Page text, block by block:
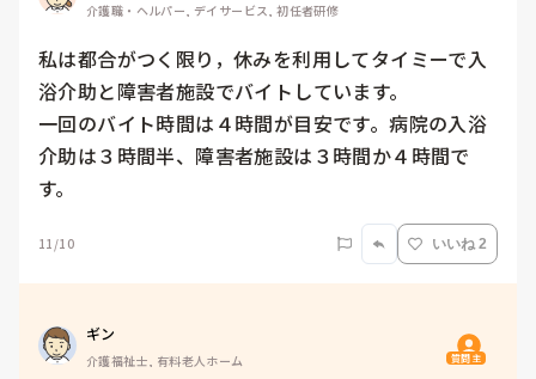
介護職・ヘルパー, デイサービス, 初任者研修
私は都合がつく限り，休みを利用してタイミーで入
浴介助と障害者施設でバイトしています。
一回のバイト時間は４時間が目安です。病院の入浴
介助は３時間半、障害者施設は３時間か４時間で
す。
11/10 いいね 2
ギン
介護福祉士, 有料老人ホーム 質問主